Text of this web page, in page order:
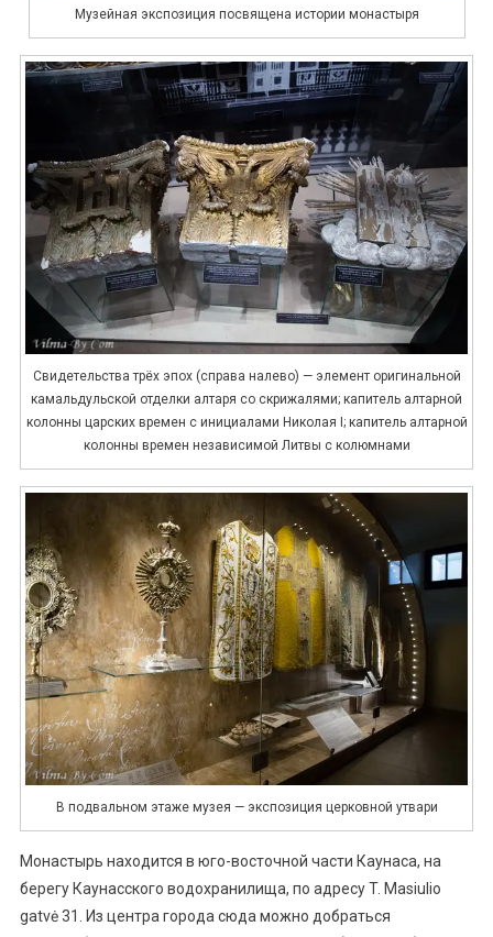
Музейная экспозиция посвящена истории монастыря
Свидетельства трёх эпох (справа налево) — элемент оригинальной
камальдульской отделки алтаря со скрижалями; капитель алтарной
колонны царских времен с инициалами Николая I; капитель алтарной
колонны времен независимой Литвы с колюмнами
В подвальном этаже музея — экспозиция церковной утвари
Монастырь находится в юго-восточной части Каунаса, на
берегу Каунасского водохранилища, по адресу T. Masiulio
gatvė 31. Из центра города сюда можно добраться